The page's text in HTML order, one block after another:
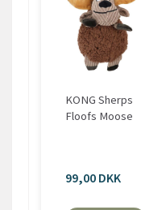
KONG Sherps
Floofs Moose
99,00 DKK